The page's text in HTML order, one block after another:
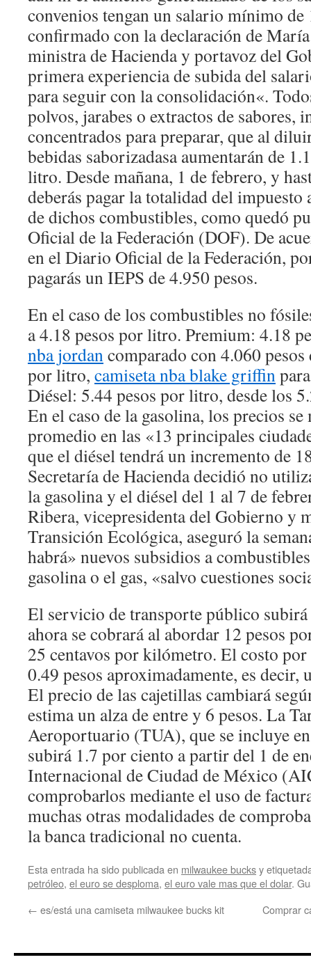
convenios tengan un salario mínimo de
confirmado con la declaración de
ministra de Hacienda y portavoz del
primera experiencia de subida del
para seguir con la consolidación«.
polvos, jarabes o extractos de sabores,
concentrados para preparar, que al
bebidas saborizadasa aumentarán de
litro. Desde mañana, 1 de febrero, y
deberás pagar la totalidad del
de dichos combustibles, como quedó
Oficial de la Federación (DOF). De
en el Diario Oficial de la Federación,
pagarás un IEPS de 4.950 pesos.
En el caso de los combustibles no
a 4.18 pesos por litro. Premium: 4.18
nba jordancomparado con 4.060
por litro, camiseta nba blake griffin
Diésel: 5.44 pesos por litro, desde los
En el caso de la gasolina, los precios se
promedio en las «13 principales
que el diésel tendrá un incremento de
Secretaría de Hacienda decidió no
la gasolina y el diésel del 1 al 7 de
Ribera, vicepresidenta del Gobierno y
Transición Ecológica, aseguró la
habrá» nuevos subsidios a
gasolina o el gas, «salvo cuestiones
El servicio de transporte público
ahora se cobrará al abordar 12 pesos
25 centavos por kilómetro. El costo
0.49 pesos aproximadamente, es decir,
El precio de las cajetillas cambiará
estima un alza de entre y 6 pesos. La
Aeroportuario (TUA), que se incluye
subirá 1.7 por ciento a partir del 1 de
Internacional de Ciudad de México
comprobarlos mediante el uso de
muchas otras modalidades de
la banca tradicional no cuenta.
Esta entrada ha sido publicada en milwaukee bucksy
petróleo, el euro se desploma, el euro vale mas que el dolar.
← es/está una camiseta milwaukee bucks kit Comprar